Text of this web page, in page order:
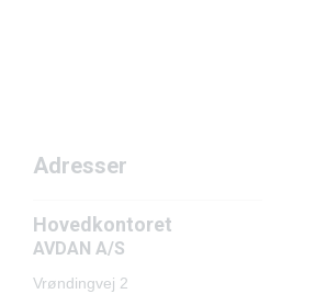
Adresser
Hovedkontoret
AVDAN A/S
Vrøndingvej 2